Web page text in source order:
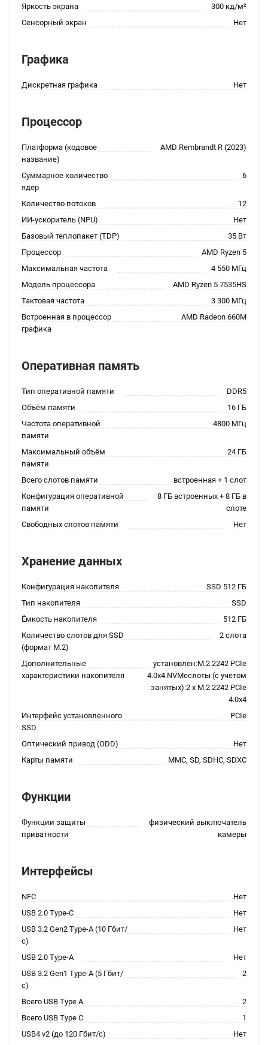
Яркость экрана
300 кд/м²
Сенсорный экран
Нет
Графика
Дискретная графика Нет
Процессор
Платформа (кодовое
название)
AMD Rembrandt R (2023)
Суммарное количество
ядер
6
Количество потоков
12
ИИ-ускоритель (NPU)
Нет
Базовый теплопакет (TDP)
35 Вт
Процессор
AMD Ryzen 5
Максимальная частота
4 550 МГц
Модель процессора
AMD Ryzen 5 7535HS
Тактовая частота
3 300 МГц
Встроенная в процессор
графика
AMD Radeon 660M
Оперативная память
Тип оперативной памяти
DDR5
Объём памяти
16 ГБ
Частота оперативной
памяти
4800 МГц
Максимальный объём
памяти
24 ГБ
Всего слотов памяти
встроенная + 1 слот
Конфигурация оперативной
памяти
8 ГБ встроенных + 8 ГБ в
слоте
Свободных слотов памяти
Нет
Хранение данных
Конфигурация накопителя
SSD 512 ГБ
Тип накопителя
SSD
Ёмкость накопителя
512 ГБ
Количество слотов для SSD
(формат M.2)
2 слота
Дополнительные
характеристики накопителя
установлен:M.2 2242 PCIe
4.0x4 NVMeслоты (с учетом
занятых):2 x M.2 2242 PCIe
4.0x4
Интерфейс установленного
SSD
PCIe
Оптический привод (ODD)
Нет
Карты памяти
MMC, SD, SDHC, SDXC
Функции
Функции защиты
приватности
физический выключатель
камеры
Интерфейсы
NFC
Нет
USB 2.0 Type-C
Нет
USB 3.2 Gen2 Type-A (10 Гбит/
с)
Нет
USB 2.0 Type-A
Нет
USB 3.2 Gen1 Type-A (5 Гбит/
с)
2
Всего USB Type A
2
Всего USB Type C
1
USB4 v2 (до 120 Гбит/с)
Нет